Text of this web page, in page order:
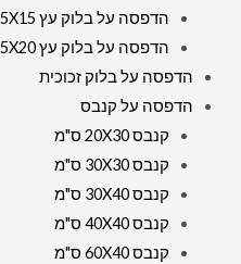
הדפסה על בלוק עץ 15X15 ס"מ
הדפסה על בלוק עץ 15X20 ס”מ
הדפסה על בלוק זכוכית
הדפסה על קנבס
קנבס 20X30 ס"מ
קנבס 30X30 ס"מ
קנבס 30X40 ס"מ
קנבס 40X40 ס"מ
קנבס 60X40 ס"מ
קנבס
או
זכוכית